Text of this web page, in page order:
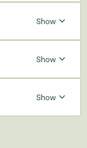
Show
Show
Show